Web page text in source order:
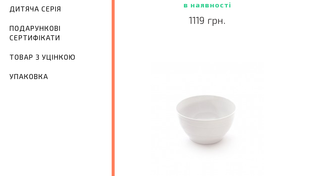
ДИТЯЧА СЕРІЯ
ПОДАРУНКОВІ
СЕРТИФІКАТИ
ТОВАР З УЦІНКОЮ
УПАКОВКА
в наявності
1119 грн.